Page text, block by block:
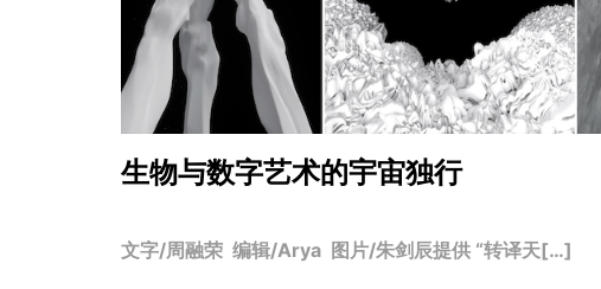
生物与数字艺术的宇宙独行
文字/周融荣 编辑/Arya 图片/朱剑辰提供 “转译天[…]